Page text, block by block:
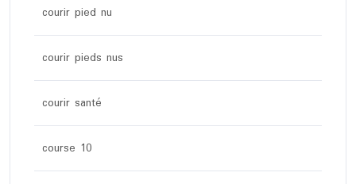
courir pied nu
courir pieds nus
courir santé
course 10